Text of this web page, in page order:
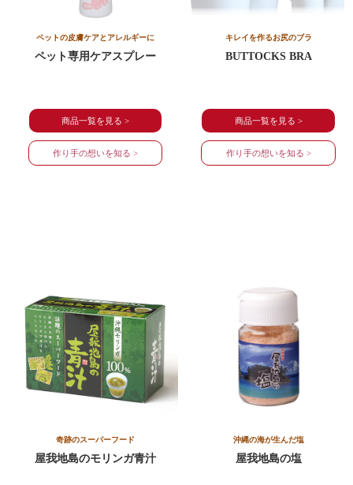
ペットの皮膚ケアとアレルギーに
ペット専用ケアスプレー
商品一覧を見る >
作り手の想いを知る >
キレイを作るお尻のブラ
BUTTOCKS BRA
商品一覧を見る >
作り手の想いを知る >
奇跡のスーパーフード
屋我地島のモリンガ青汁
沖縄の海が生んだ塩
屋我地島の塩